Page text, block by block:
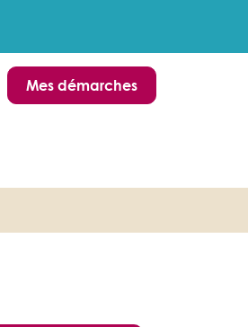
Facebook
compte Instagram
le compte Linkedin
Mes démarches
LA RECHERCHE